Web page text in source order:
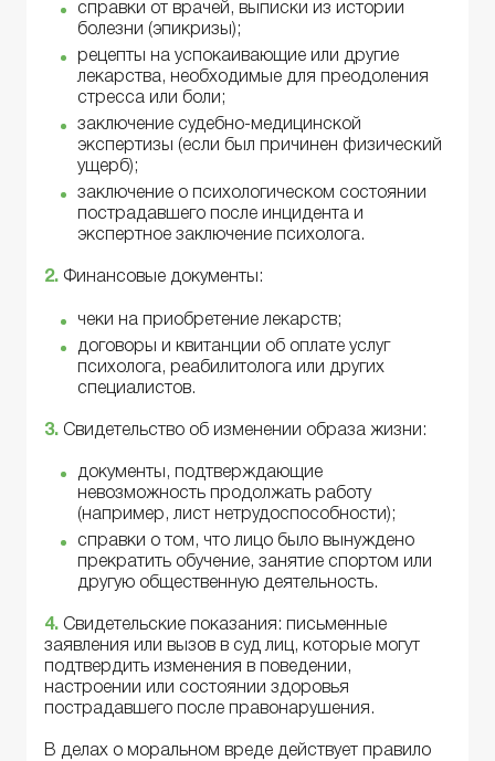
справки от врачей, выписки из истории
болезни (эпикризы);
рецепты на успокаивающие или другие
лекарства, необходимые для преодоления
стресса или боли;
заключение судебно-медицинской
экспертизы (если был причинен физический
ущерб);
заключение о психологическом состоянии
пострадавшего после инцидента и
экспертное заключение психолога.
2. Финансовые документы:
чеки на приобретение лекарств;
договоры и квитанции об оплате услуг
психолога, реабилитолога или других
специалистов.
3. Свидетельство об изменении образа жизни:
документы, подтверждающие
невозможность продолжать работу
(например, лист нетрудоспособности);
справки о том, что лицо было вынуждено
прекратить обучение, занятие спортом или
другую общественную деятельность.
4. Свидетельские показания: письменные
заявления или вызов в суд лиц, которые могут
подтвердить изменения в поведении,
настроении или состоянии здоровья
пострадавшего после правонарушения.
В делах о моральном вреде действует правило